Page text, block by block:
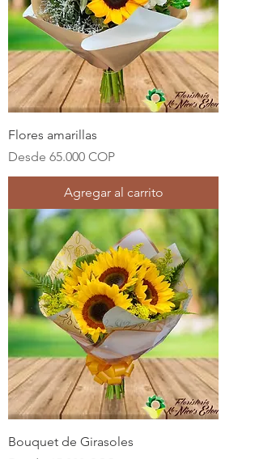
Flores amarillas
Desde 65.000 COP
Precio de oferta
Agregar al carrito
Bouquet de Girasoles